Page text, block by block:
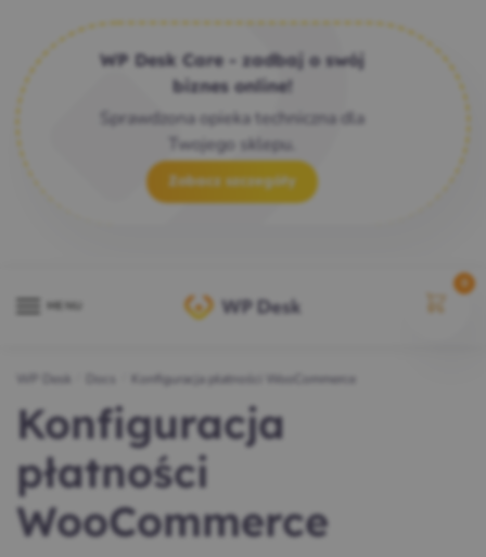
WP Desk Care - zadbaj o swój
biznes online!
Sprawdzona opieka techniczna dla
Twojego sklepu.
Zobacz szczegóły
WP Desk Docs Konfiguracja płatności WooCommerce
Konfiguracja
płatności
WooCommerce